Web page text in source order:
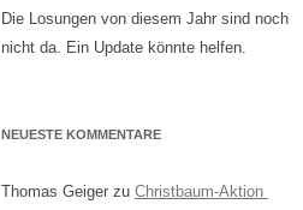
Die Losungen von diesem Jahr sind noch
nicht da. Ein Update könnte helfen.
NEUESTE KOMMENTARE
Thomas Geiger zu Christbaum-Aktion